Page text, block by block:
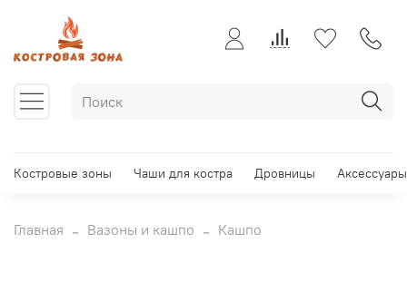
Костровые зоны Чаши для костра Дровницы Аксессуары
Главная Вазоны и кашпо Кашпо